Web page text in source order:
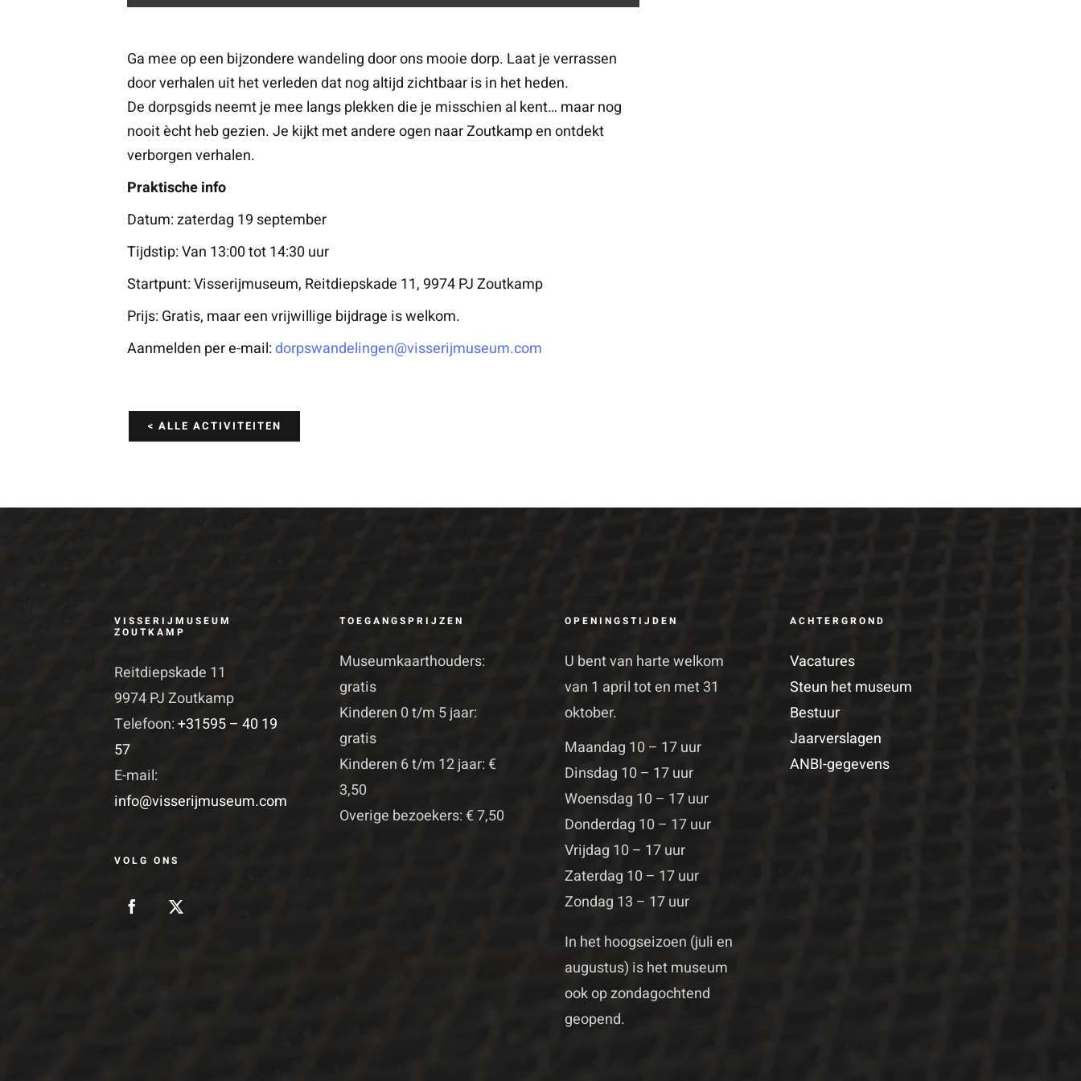
Ga mee op een bijzondere wandeling door ons mooie dorp. Laat je verrassen
door verhalen uit het verleden dat nog altijd zichtbaar is in het heden.
De dorpsgids neemt je mee langs plekken die je misschien al kent… maar nog
nooit ècht heb gezien. Je kijkt met andere ogen naar Zoutkamp en ontdekt
verborgen verhalen.
Praktische info
Datum: zaterdag 19 september
Tijdstip: Van 13:00 tot 14:30 uur
Startpunt: Visserijmuseum, Reitdiepskade 11, 9974 PJ Zoutkamp
Prijs: Gratis, maar een vrijwillige bijdrage is welkom.
Aanmelden per e-mail:dorpswandelingen@visserijmuseum.com
< ALLE ACTIVITEITEN
VISSERIJMUSEUM
ZOUTKAMP
Reitdiepskade 11
9974 PJ Zoutkamp
Telefoon:+31595 – 40 19
57
E-mail:
info@visserijmuseum.com
VOLG ONS
TOEGANGSPRIJZEN
Museumkaarthouders:
gratis
Kinderen 0 t/m 5 jaar:
gratis
Kinderen 6 t/m 12 jaar: €
3,50
Overige bezoekers: € 7,50
OPENINGSTIJDEN
U bent van harte welkom
van 1 april tot en met 31
oktober.
Maandag 10 – 17 uur
Dinsdag 10 – 17 uur
Woensdag 10 – 17 uur
Donderdag 10 – 17 uur
Vrijdag 10 – 17 uur
Zaterdag 10 – 17 uur
Zondag 13 – 17 uur
In het hoogseizoen (juli en
augustus) is het museum
ook op zondagochtend
geopend.
ACHTERGROND
Vacatures
Steun het museum
Bestuur
Jaarverslagen
ANBI-gegevens